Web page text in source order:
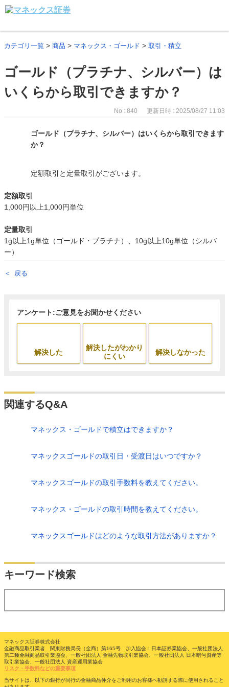
カテゴリ一覧 > 商品 > マネックス・ゴールド > 取引・積立
ゴールド（プラチナ、シルバー）は
いくらから取引できますか？
No : 840 更新日時 : 2025/08/27 11:03
ゴールド（プラチナ、シルバー）はいくらから取引できます
か？
定額取引と定量取引がございます。
定額取引
1,000円以上1,000円単位
定量取引
1g以上1g単位（ゴールド・プラチナ）、10g以上10g単位（シルバ
ー）
戻る
アンケート:ご意見をお聞かせください
解決した
解決したがわかり
にくい
解決しなかった
関連するQ&A
マネックス・ゴールドで積立はできますか？
マネックスゴールドの取引日・受渡日はいつですか？
マネックスゴールドの取引手数料を教えてください。
マネックス・ゴールドの取引時間を教えてください。
マネックスゴールドはどのような取引方法がありますか？
キーワード検索
マネックス証券株式会社
金融商品取引業者 関東財務局長（金商）第165号 加入協会：日本証券業協会、一般社団法人
第二種金融商品取引業協会、一般社団法人 金融先物取引業協会、一般社団法人 日本暗号資産等
取引業協会、一般社団法人 資産運用業協会
リスク・手数料などの重要事項
当サイトは、以下の銀行が同行の金融商品仲介をご利用のお客様へ勧誘する際に使用されること